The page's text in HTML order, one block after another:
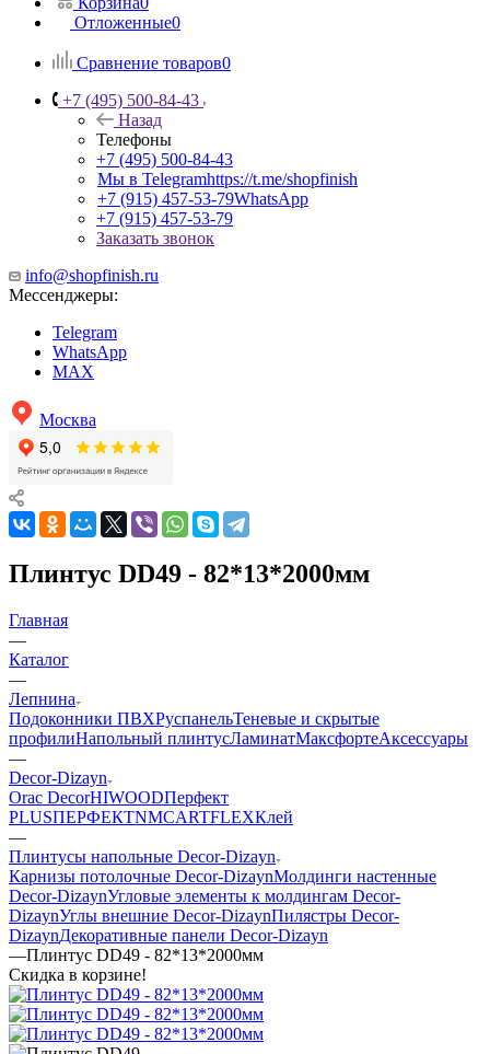
Отложенные0
Сравнение товаров0
+7 (495) 500-84-43
Назад
Телефоны
+7 (495) 500-84-43
Мы в Telegramhttps://t.me/shopfinish
+7 (915) 457-53-79WhatsApp
+7 (915) 457-53-79
Заказать звонок
info@shopfinish.ru
Мессенджеры:
Telegram
WhatsApp
MAX
Москва
Плинтус DD49 - 82*13*2000мм
Главная
—
Каталог
—
Лепнина
Подоконники ПВХРуспанельТеневые и скрытые
профилиНапольный плинтусЛаминатМаксфортеАксессуары
—
Decor-Dizayn
Orac DecorHIWOODПерфект
PLUSПЕРФЕКТNMCARTFLEXКлей
—
Плинтусы напольные Decor-Dizayn
Карнизы потолочные Decor-DizaynМолдинги настенные
Decor-DizaynУгловые элементы к молдингам Decor-
DizaynУглы внешние Decor-DizaynПилястры Decor-
DizaynДекоративные панели Decor-Dizayn
—Плинтус DD49 - 82*13*2000мм
Скидка в корзине!